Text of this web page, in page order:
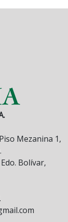
Mezanina 1,
Bolívar,